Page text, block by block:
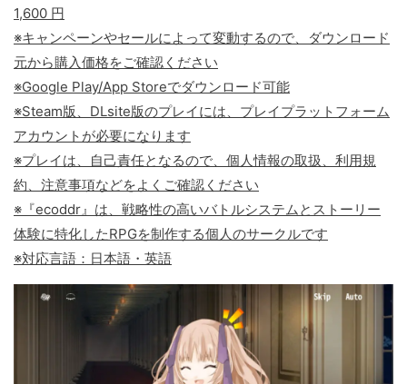
1,600 円
※キャンペーンやセールによって変動するので、ダウンロード
元から購入価格をご確認ください
※Google Play/App Storeでダウンロード可能
※Steam版、DLsite版のプレイには、プレイプラットフォーム
アカウントが必要になります
※プレイは、自己責任となるので、個人情報の取扱、利用規
約、注意事項などをよくご確認ください
※『ecoddr』は、戦略性の高いバトルシステムとストーリー
体験に特化したRPGを制作する個人のサークルです
※対応言語：日本語・英語